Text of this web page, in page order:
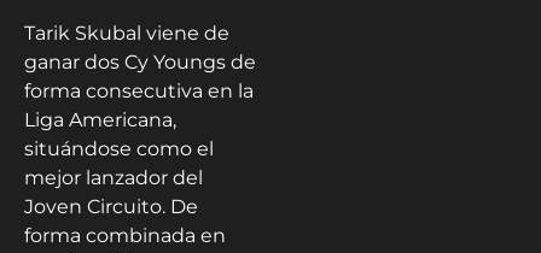
Tarik Skubal viene de
ganar dos Cy Youngs de
forma consecutiva en la
Liga Americana,
situándose como el
mejor lanzador del
Joven Circuito. De
forma combinada en